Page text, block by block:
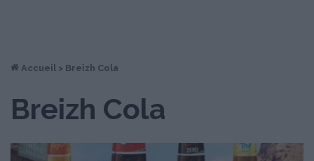
Accueil > Breizh Cola
Breizh Cola